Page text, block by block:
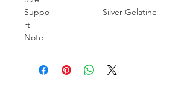
Suppo
rt
Silver Gelatine
Note